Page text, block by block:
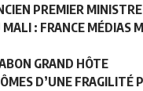
PREMIER
: FRANCE MÉDIAS
GRAND HÔTE
D’UNE FRAGILITÉ